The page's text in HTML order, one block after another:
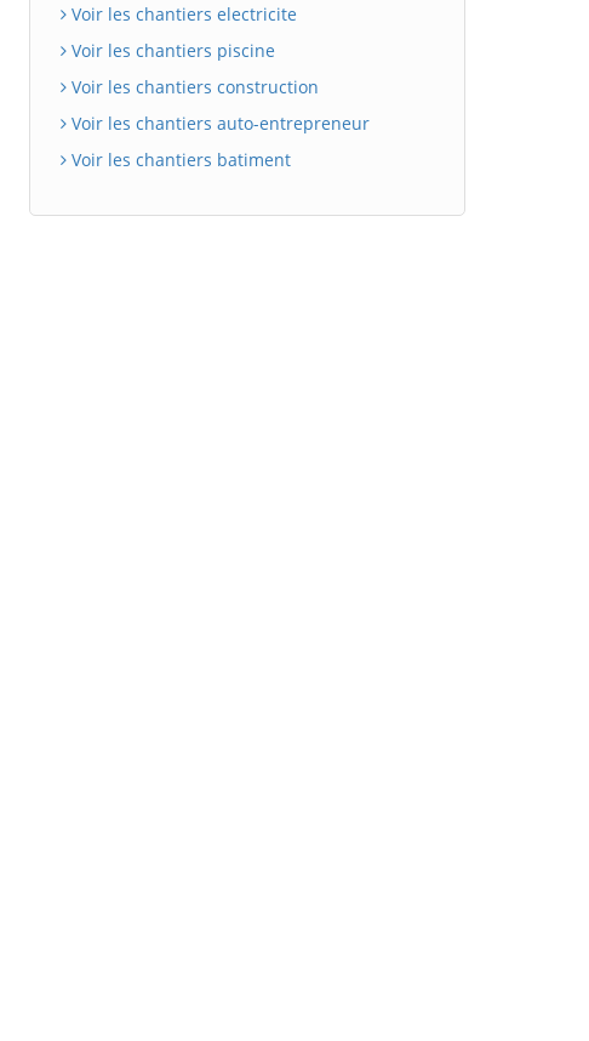
Voir les chantiers electricite
Voir les chantiers piscine
Voir les chantiers construction
Voir les chantiers auto-entrepreneur
Voir les chantiers batiment